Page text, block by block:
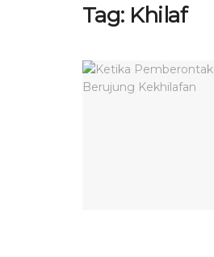
Tag: Khilaf